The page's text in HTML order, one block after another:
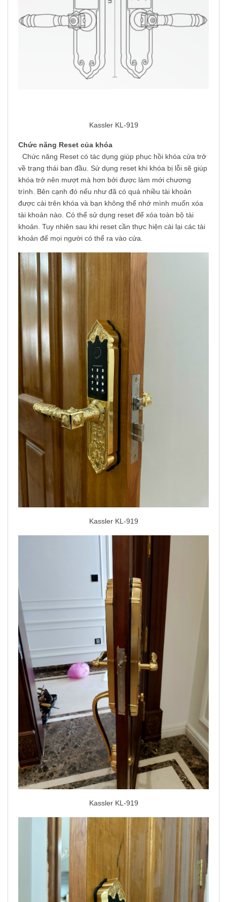
Kassler KL-919
Chức năng Reset của khóa
Chức năng Reset có tác dụng giúp phục hồi khóa cửa trở
về trạng thái ban đầu. Sử dụng reset khi khóa bị lỗi sẽ giúp
khóa trở nên mượt mà hơn bởi được làm mới chương
trình. Bên cạnh đó nếu như đã có quá nhiều tài khoản
được cài trên khóa và bạn không thể nhớ mình muốn xóa
tài khoản nào. Có thể sử dụng reset để xóa toàn bộ tài
khoản. Tuy nhiên sau khi reset cần thực hiện cài lại các tài
khoản để mọi người có thể ra vào cửa.
Kassler KL-919
Kassler KL-919